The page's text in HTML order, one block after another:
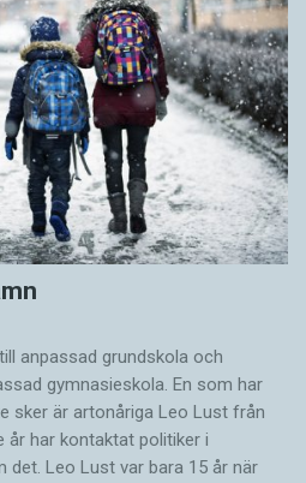
anpassad grundskola och
gymnasieskola. En som har
sker är artonåriga Leo Lust från
år har kontaktat politiker i
Leo Lust var bara 15 år när